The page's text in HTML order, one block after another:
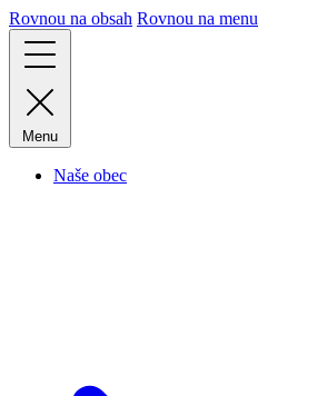
Rovnou na obsah Rovnou na menu
Menu
Naše obec